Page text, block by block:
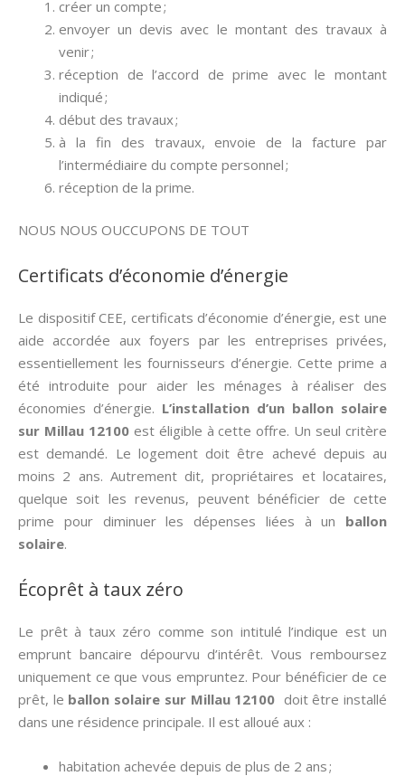
créer un compte ;
envoyer un devis avec le montant des travaux à
venir ;
réception de l’accord de prime avec le montant
indiqué ;
début des travaux ;
à la fin des travaux, envoie de la facture par
l’intermédiaire du compte personnel ;
réception de la prime.
NOUS NOUS OUCCUPONS DE TOUT
Certificats d’économie d’énergie
Le dispositif CEE, certificats d’économie d’énergie, est une
aide accordée aux foyers par les entreprises privées,
essentiellement les fournisseurs d’énergie. Cette prime a
été introduite pour aider les ménages à réaliser des
économies d’énergie. L’installation d’un ballon solaire
sur Millau 12100est éligible à cette offre. Un seul critère
est demandé. Le logement doit être achevé depuis au
moins 2 ans. Autrement dit, propriétaires et locataires,
quelque soit les revenus, peuvent bénéficier de cette
prime pour diminuer les dépenses liées à un ballon
solaire.
Écoprêt à taux zéro
Le prêt à taux zéro comme son intitulé l’indique est un
emprunt bancaire dépourvu d’intérêt. Vous remboursez
uniquement ce que vous empruntez. Pour bénéficier de ce
prêt, le ballon solaire sur Millau 12100 doit être installé
dans une résidence principale. Il est alloué aux :
habitation achevée depuis de plus de 2 ans ;